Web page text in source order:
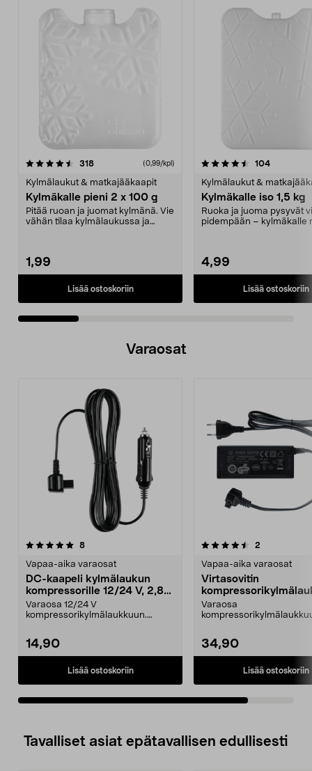
318arvostelut (0,99/kpl)
Kylmälaukut & matkajääkaapit
Kylmäkalle pieni 2 x 100 g
Pitää ruoan ja juomat kylmänä. Vie
vähän tilaa kylmälaukussa ja
1,99
Lisää ostoskoriin
4.5 viidestä
104arvostelut
Kylmälaukut &
Kylmäkalle iso 1,5 kg
Ruoka ja juoma pysyvät
pidempään – kylmäkalle
4,99
Lisää ostoskoriin
4.5 viidestä
Varaosat
8arvostelut
Vapaa-aika varaosat
DC-kaapeli kylmälaukun
kompressorille 12/24 V, 2,8
m
Varaosa 12/24 V
kompressorikylmälaukkuun.
14,90
Lisää ostoskoriin
4.5viidestä
2
Vapaa-aika varaosat
Virtasovitin
230 V, 90 W
Varaosa
34,90
Lisää ostoskoriin
Tavalliset asiat epätavallisen edullisesti